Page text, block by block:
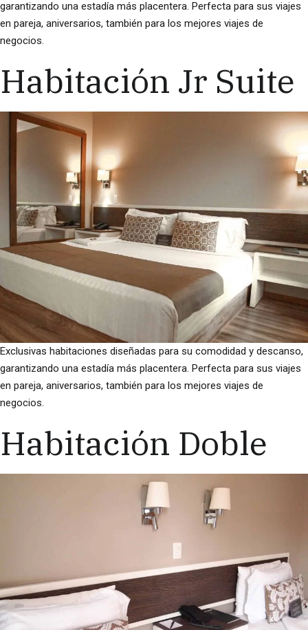
garantizando una estadía más placentera. Perfecta para sus viajes
en pareja, aniversarios, también para los mejores viajes de
negocios.
Habitación Jr Suite
Exclusivas habitaciones diseñadas para su comodidad y descanso,
garantizando una estadía más placentera. Perfecta para sus viajes
en pareja, aniversarios, también para los mejores viajes de
negocios.
Habitación Doble